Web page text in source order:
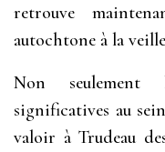
retrouve
autochtone à la
Non seulement
significatives au
valoir à Trudeau